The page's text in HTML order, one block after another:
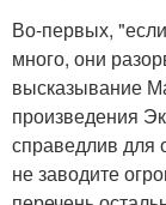
Во-первых,
много, они
высказывание
произведения
справедлив для
не заводите